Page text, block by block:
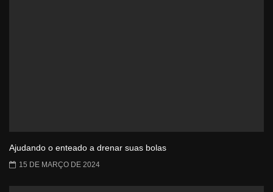
Ajudando o enteado a drenar suas bolas
15 DE MARÇO DE 2024